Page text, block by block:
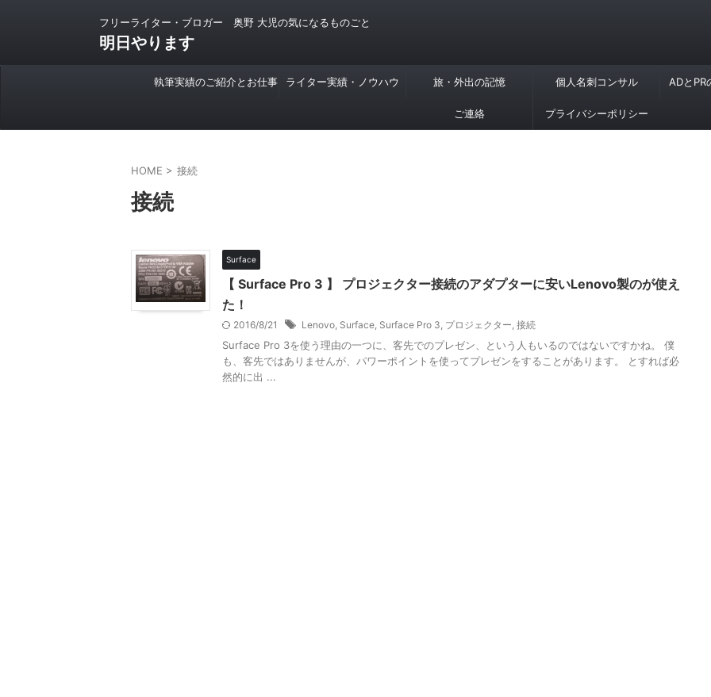
フリーライター・ブロガー 奥野 大児の気になるものごと
明日やります
執筆実績のご紹介とお仕事 ライター実績・ノウハウ 旅・外出の記憶 個人名刺コンサル ADとPR
ご連絡 プライバシーポリシー
HOME > 接続
接続
Surface
【 Surface Pro 3 】 プロジェクター接続のアダプターに安いLenovo製のが使え
た！
2016/8/21 Lenovo, Surface, Surface Pro 3, プロジェクター, 接続
Surface Pro 3を使う理由の一つに、客先でのプレゼン、という人もいるのではないですかね。 僕
も、客先ではありませんが、パワーポイントを使ってプレゼンをすることがあります。 とすれば必
然的に出 ...